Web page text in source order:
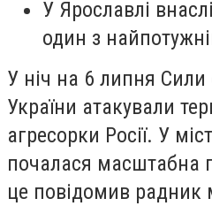
У Ярославлі
один з
У ніч на 6 липня Сили
України атакували
агресорки Росії. У
почалася масштабна
це повідомив радник